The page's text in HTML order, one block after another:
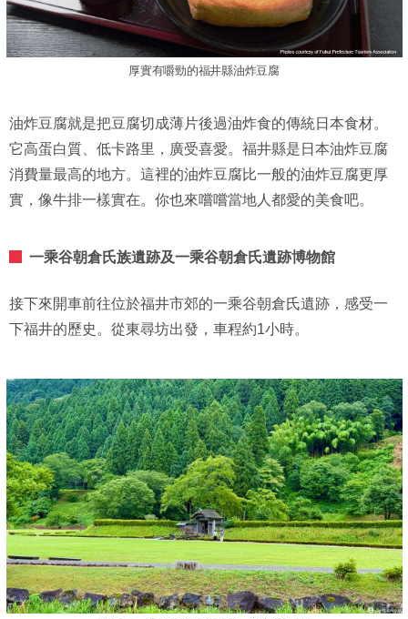
厚實有嚼勁的福井縣油炸豆腐
油炸豆腐就是把豆腐切成薄片後過油炸食的傳統日本食材。
它高蛋白質、低卡路里，廣受喜愛。福井縣是日本油炸豆腐
消費量最高的地方。這裡的油炸豆腐比一般的油炸豆腐更厚
實，像牛排一樣實在。你也來嚐嚐當地人都愛的美食吧。
一乘谷朝倉氏族遺跡及一乘谷朝倉氏遺跡博物館
接下來開車前往位於福井市郊的一乘谷朝倉氏遺跡，感受一
下福井的歷史。從東尋坊出發，車程約1小時。